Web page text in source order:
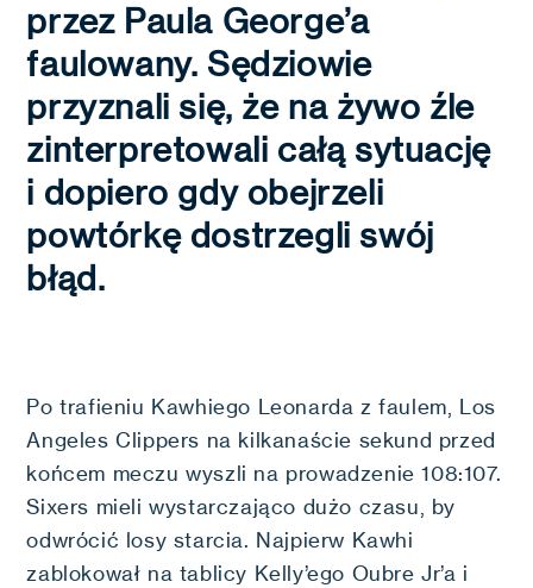
przez Paula George’a
faulowany. Sędziowie
przyznali się, że na żywo źle
zinterpretowali całą sytuację
i dopiero gdy obejrzeli
powtórkę dostrzegli swój
błąd.
Po trafieniu Kawhiego Leonarda z faulem, Los
Angeles Clippers na kilkanaście sekund przed
końcem meczu wyszli na prowadzenie 108:107.
Sixers mieli wystarczająco dużo czasu, by
odwrócić losy starcia. Najpierw Kawhi
zablokował na tablicy Kelly’ego Oubre Jr’a i